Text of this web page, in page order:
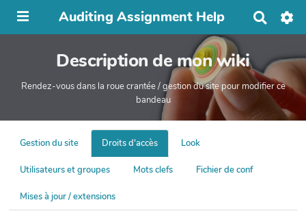
Auditing Assignment Help
e
r
c
e
Description de mon wiki
Rendez-vous dans la roue crantée / gestion du site pour modifier ce
bandeau
Gestion du site Droits d'accès Look
Utilisateurs et groupes Mots clefs Fichier de conf
Mises à jour / extensions